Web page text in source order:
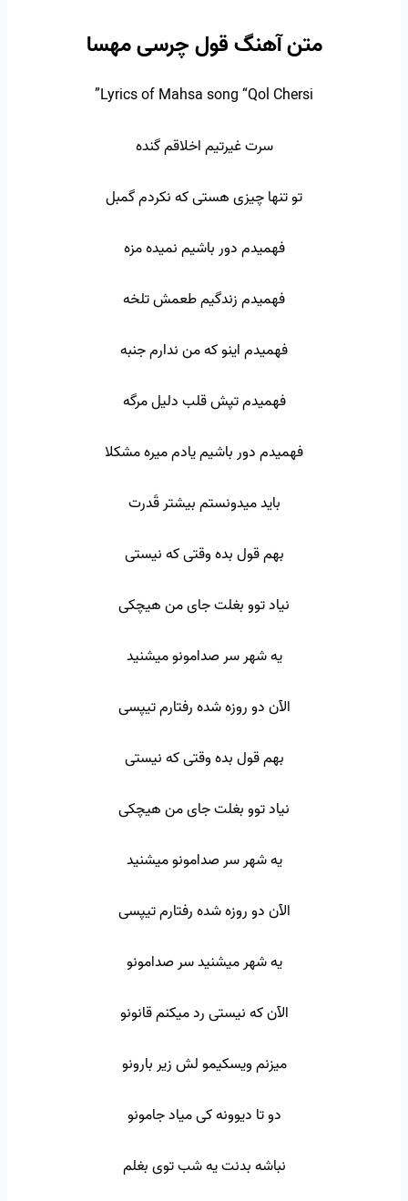
متن آهنگ قول چرسی مهسا
Lyrics of Mahsa song “Qol Chersi”
سرت غیرتیم اخلاقم گنده
تو تنها چیزی هستی که نکردم گمبل
فهمیدم دور باشیم نمیده مزه
فهمیدم زندگیم طعمش تلخه
فهمیدم اینو که من ندارم جنبه
فهمیدم تپش قلب دلیل مرگه
فهمیدم دور باشیم یادم میره مشکلا
باید میدونستم بیشتر قَدرت
بهم قول بده وقتی که نیستی
نیاد توو بغلت جای من هیچکی
یه شهر سر صدامونو میشنید
الآن دو روزه شده رفتارم تیپسی
بهم قول بده وقتی که نیستی
نیاد توو بغلت جای من هیچکی
یه شهر سر صدامونو میشنید
الآن دو روزه شده رفتارم تیپسی
یه شهر میشنید سر صدامونو
الآن که نیستی رد میکنم قانونو
میزنم ویسکیمو لش زیر بارونو
دو تا دیوونه کی میاد جامونو
نباشه بدنت یه شب توی بغلم